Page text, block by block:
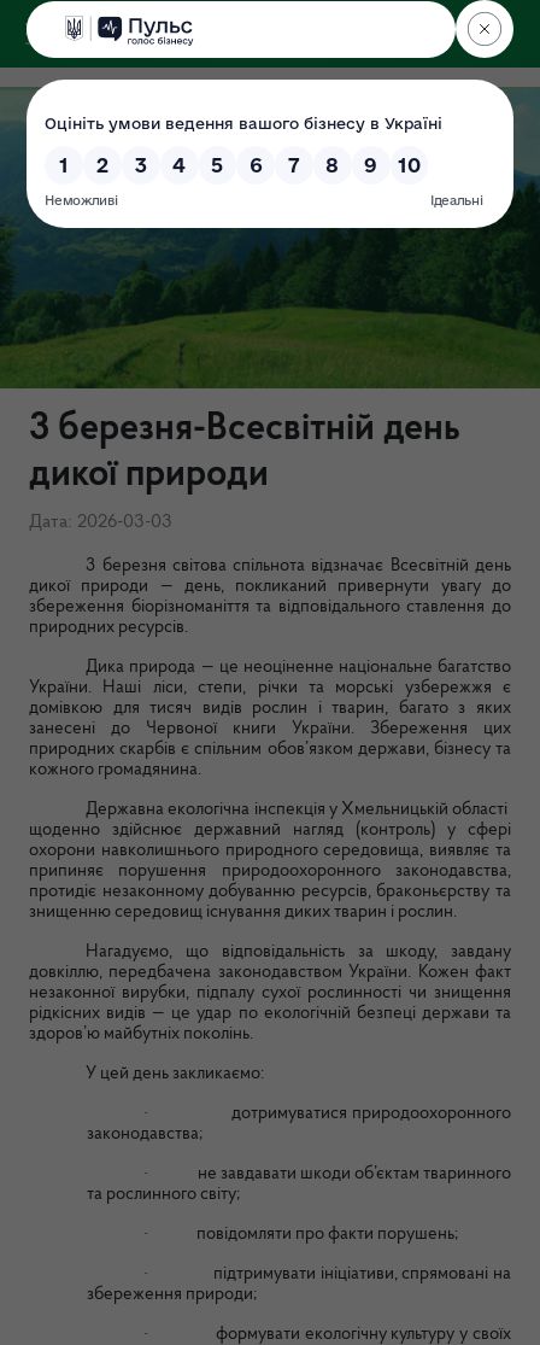
ДЕРЖЕКОІНСПЕКЦІЯ
у Хмельницькій області
3 березня-Всесвітній день
дикої природи
Дата: 2026-03-03
3 березня світова спільнота відзначає Всесвітній день
дикої природи — день, покликаний привернути увагу до
збереження біорізноманіття та відповідального ставлення до
природних ресурсів.
Дика природа — це неоціненне національне багатство
України. Наші ліси, степи, річки та морські узбережжя є
домівкою для тисяч видів рослин і тварин, багато з яких
занесені до Червоної книги України. Збереження цих
природних скарбів є спільним обов’язком держави, бізнесу та
кожного громадянина.
Державна екологічна інспекція у Хмельницькій області
щоденно здійснює державний нагляд (контроль) у сфері
охорони навколишнього природного середовища, виявляє та
припиняє порушення природоохоронного законодавства,
протидіє незаконному добуванню ресурсів, браконьєрству та
знищенню середовищ існування диких тварин і рослин.
Нагадуємо, що відповідальність за шкоду, завдану
довкіллю, передбачена законодавством України. Кожен факт
незаконної вирубки, підпалу сухої рослинності чи знищення
рідкісних видів — це удар по екологічній безпеці держави та
здоров’ю майбутніх поколінь.
У цей день закликаємо:
·
дотримуватися природоохоронного
законодавства;
·
не завдавати шкоди об’єктам тваринного
та рослинного світу;
· повідомляти про факти порушень;
·
підтримувати ініціативи, спрямовані на
збереження природи;
·
формувати екологічну культуру у своїх